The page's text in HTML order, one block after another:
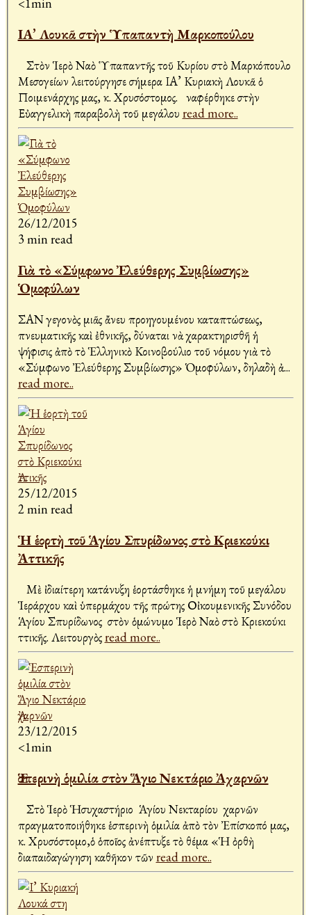
<1min
ΙΑ’ Λουκᾶ στὴν Ὑπαπαντὴ Μαρκοπούλου
Στὸν Ἱερὸ Ναὸ Ὑπαπαντῆς τοῦ Κυρίου στὸ Μαρκόπουλο
Μεσογείων λειτούργησε σήμερα ΙΑ’ Κυριακὴ Λουκᾶ ὁ
Ποιμενάρχης μας, κ. Χρυσόστομος. Ἀναφέρθηκε στὴν
Εὐαγγελικὴ παραβολὴ τοῦ μεγάλου read more..
26/12/2015
3 min read
Γιὰ τὸ «Σύμφωνο Ἐλεύθερης Συμβίωσης»
Ὁμοφύλων
ΣΑΝ γεγονὸς μιᾶς ἄνευ προηγουμένου καταπτώσεως,
πνευματικῆς καὶ ἐθνικῆς, δύναται νὰ χαρακτηρισθῆ ἡ
ψήφισις ἀπὸ τὸ Ἑλληνικὸ Κοινοβούλιο τοῦ νόμου γιὰ τὸ
«Σύμφωνο Ἐλεύθερης Συμβίωσης» Ὁμοφύλων, δηλαδὴ ἀ...
read more..
25/12/2015
2 min read
Ἡ ἑορτὴ τοῦ Ἁγίου Σπυρίδωνος στὸ Κριεκούκι
Ἀττικῆς
Μὲ ἰδιαίτερη κατάνυξη ἑορτάσθηκε ἡ μνήμη τοῦ μεγάλου
Ἱεράρχου καὶ ὑπερμάχου τῆς πρώτης Οἰκουμενικῆς Συνόδου
Ἁγίου Σπυρίδωνος στὸν ὁμώνυμο Ἱερὸ Ναὸ στὸ Κριεκούκι
Ἀττικῆς. Λειτουργὸςread more..
23/12/2015
<1min
Ἑσπερινὴ ὁμιλία στὸν Ἅγιο Νεκτάριο Ἀχαρνῶν
Στὸ Ἱερὸ Ἡσυχαστήριο Ἁγίου Νεκταρίου Ἀχαρνῶν
πραγματοποιήθηκε ἑσπερινὴ ὁμιλία ἀπὸ τὸν Ἐπίσκοπό μας,
κ. Χρυσόστομο,ὁ ὁποῖος ἀνέπτυξε τὸ θέμα «Ἡ ὀρθὴ
διαπαιδαγώγηση καθῆκον τῶν read more..